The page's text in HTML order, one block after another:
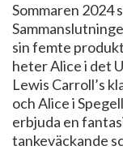
Sommaren 2024
sin femte
heter Alice i det
Lewis Carroll’s
och Alice i
erbjuda en
tankeväckande